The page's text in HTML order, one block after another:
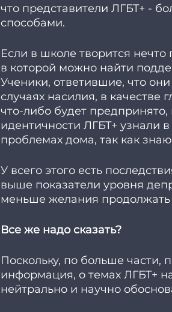
что представители ЛГБТ+ -
способами.
Если в школе творится
в которой можно найти
Ученики, ответившие, что
случаях насилия, в качестве
что-либо будет
идентичности ЛГБТ+ узнали
проблемах дома, так как
У всего этого есть
выше показатели уровня
меньше желания продолжать
Все же надо сказать?
Поскольку, по больше части,
информация, о темах ЛГБТ+
нейтрально и научно